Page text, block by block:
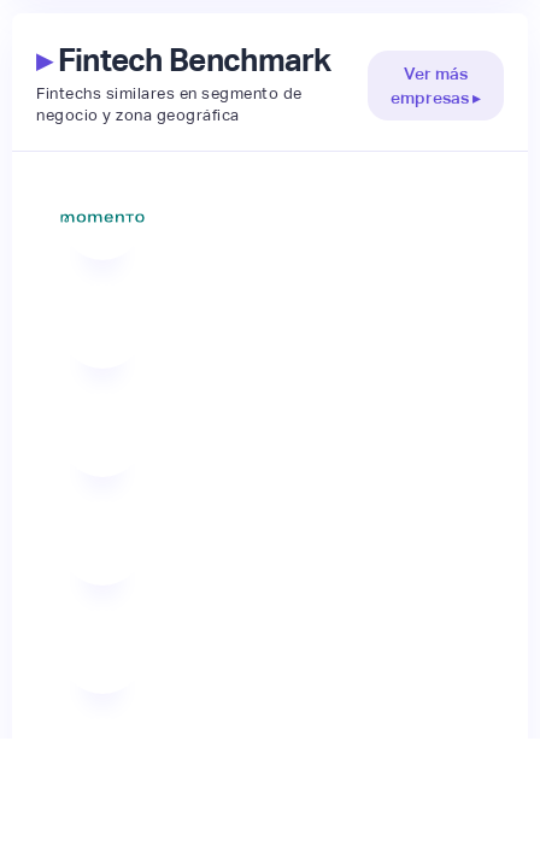
▸Fintech Benchmark
Fintechs similares en segmento de
negocio y zona geográfica
Ver más
empresas ▸